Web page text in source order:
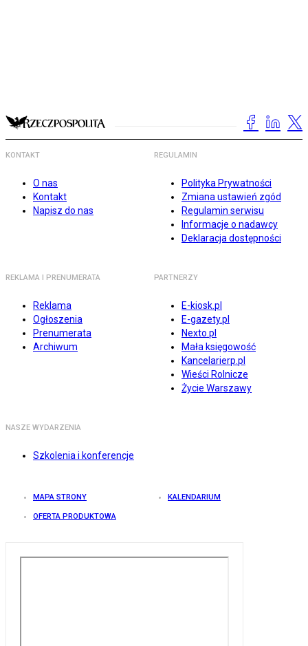
KONTAKT
O nas
Kontakt
Napisz do nas
REGULAMIN
Polityka Prywatności
Zmiana ustawień zgód
Regulamin serwisu
Informacje o nadawcy
Deklaracja dostępności
REKLAMA I PRENUMERATA
Reklama
Ogłoszenia
Prenumerata
Archiwum
PARTNERZY
E-kiosk.pl
E-gazety.pl
Nexto.pl
Mała księgowość
Kancelarierp.pl
Wieści Rolnicze
Życie Warszawy
NASZE WYDARZENIA
Szkolenia i konferencje
MAPA STRONY KALENDARIUM
OFERTA PRODUKTOWA